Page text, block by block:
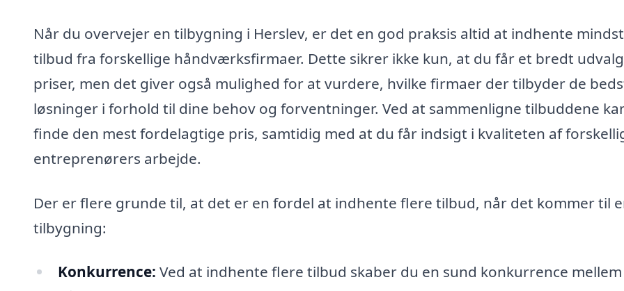
Når du overvejer en tilbygning i Herslev, er det en god praksis altid at indhente
tilbud fra forskellige håndværksfirmaer. Dette sikrer ikke kun, at du får et bredt
priser, men det giver også mulighed for at vurdere, hvilke firmaer der tilbyder de
løsninger i forhold til dine behov og forventninger. Ved at sammenligne tilbuddene
finde den mest fordelagtige pris, samtidig med at du får indsigt i kvaliteten af
entreprenørers arbejde.
Der er flere grunde til, at det er en fordel at indhente flere tilbud, når det kommer til
tilbygning:
Konkurrence: Ved at indhente flere tilbud skaber du en sund konkurrence mellem